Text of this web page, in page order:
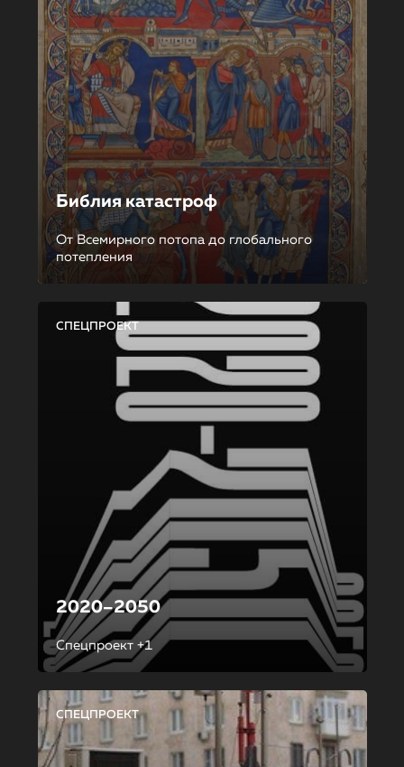
Библия катастроф
От Всемирного потопа до глобального
потепления
СПЕЦПРОЕКТ
2020–2050
Спецпроект +1
СПЕЦПРОЕКТ